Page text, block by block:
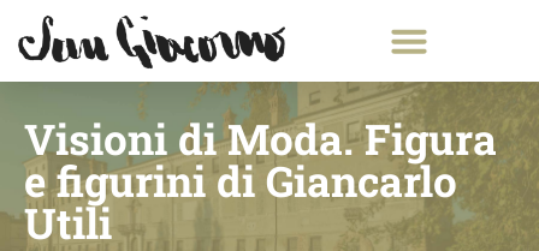
Visioni di Moda. Figura
e figurini di Giancarlo
Utili